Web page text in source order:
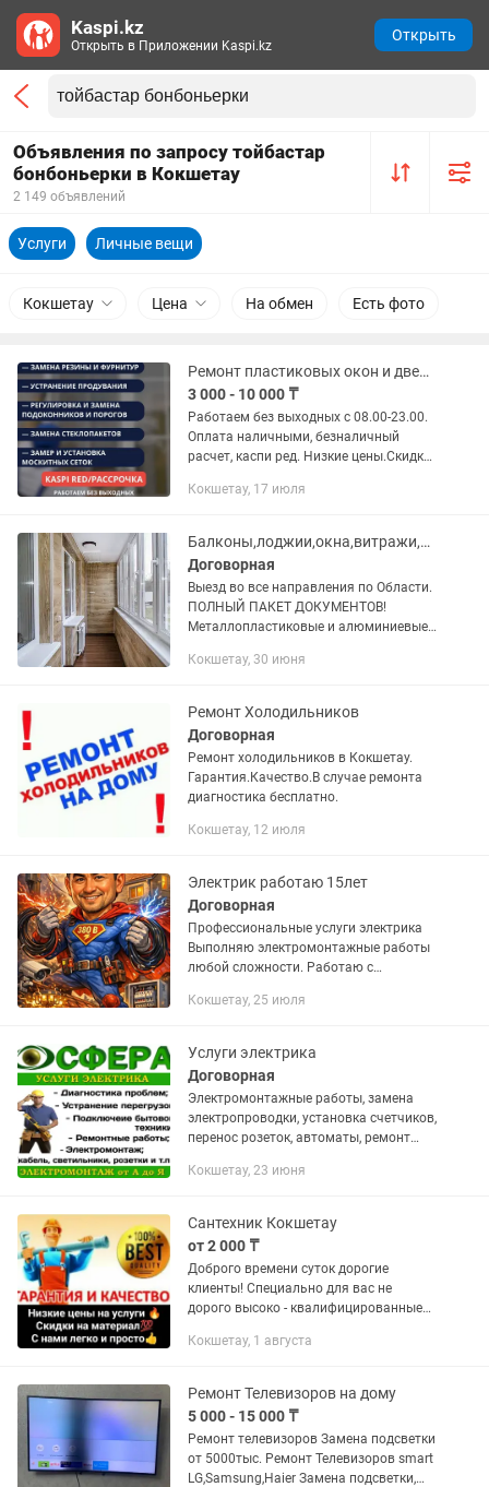
Объявления по запросу тойбастар
бонбоньерки в Кокшетау
2 149 объявлений
Услуги Личные вещи
Кокшетау Цена На обмен Есть фото
Ремонт пластиковых окон и дверей
3 000 - 10 000 ₸
Работаем без выходных с 08.00-23.00.
Оплата наличными, безналичный
расчет, каспи ред. Низкие цены.Скидки
пластиковых окон,дверей. Замена
Кокшетау, 17 июля
Балконы,лоджии,окна,витражи,двери
Договорная
Выезд во все направления по Области.
ПОЛНЫЙ ПАКЕТ ДОКУМЕНТОВ!
Металлопластиковые и алюминиевые
консультация бесплатно! Выезд в
Кокшетау, 30 июня
Ремонт Холодильников
Договорная
Ремонт холодильников в Кокшетау.
Гарантия.Качество.В случае ремонта
диагностика бесплатно.
Кокшетау, 12 июля
Электрик работаю 15лет
Договорная
Профессиональные услуги электрика
Выполняю электромонтажные работы
любой сложности. Работаю с
Подключение квартиры под ключ ✔
Установка...
Кокшетау, 25 июля
Услуги электрика
Договорная
Электромонтажные работы, замена
электропроводки, установка счетчиков,
перенос розеток, автоматы, ремонт
работы любой сложности. Квартиры,
Кокшетау, 23 июня
Сантехник Кокшетау
от 2 000 ₸
Доброго времени суток дорогие
клиенты! Специально для вас не
дорого высоко - квалифицированные
хорошей репутацией и с
предоставляют свой...
Кокшетау, 1 августа
Ремонт Телевизоров на дому
5 000 - 15 000 ₸
Ремонт телевизоров Замена подсветки
от 5000тыс. Ремонт Телевизоров smart
LG,Samsung,Haier Замена подсветки,
Kaspi.kz
Открыть в Приложении Kaspi.kz
Открыть